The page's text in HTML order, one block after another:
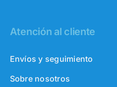
Atención al cliente
Envíos y seguimiento
Sobre nosotros